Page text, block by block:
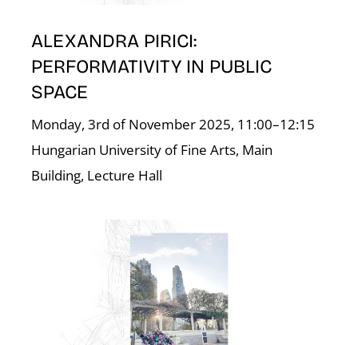
ALEXANDRA PIRICI:
PERFORMATIVITY IN PUBLIC
SPACE
Monday, 3rd of November 2025, 11:00–12:15
Hungarian University of Fine Arts, Main
Building, Lecture Hall